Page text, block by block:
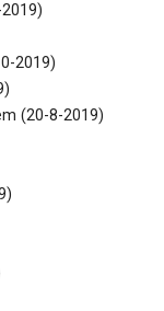
2019)
(20-8-2019)